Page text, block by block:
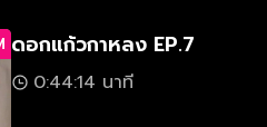
ดอกแก้วกาหลง EP.7
0:44:14 นาที